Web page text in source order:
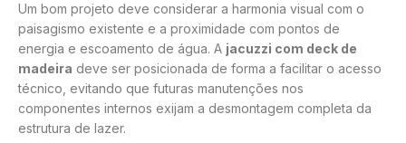
Um bom projeto deve considerar a harmonia visual com o
paisagismo existente e a proximidade com pontos de
energia e escoamento de água. A jacuzzi com deck de
madeira deve ser posicionada de forma a facilitar o acesso
técnico, evitando que futuras manutenções nos
componentes internos exijam a desmontagem completa da
estrutura de lazer.